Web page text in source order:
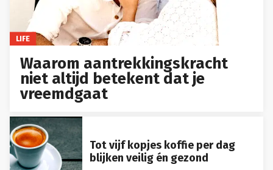
LIFE
Waarom aantrekkingskracht
niet altijd betekent dat je
vreemdgaat
Tot vijf kopjes koffie per dag
blijken veilig én gezond